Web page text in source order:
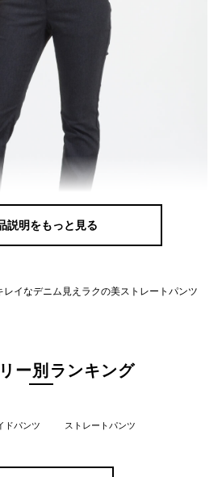
もバツグン。 あったか裏起毛なのに着
説明をもっと見る
レイなデニム見えラクの美ストレートパンツ
ー別ランキング
ドパンツ ストレートパンツ